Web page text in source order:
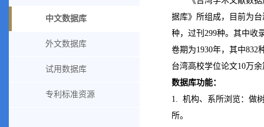
据库》所组成，目前为
种，过刊299种。其中收
卷期为1930年，其中832
台湾高校学位论文10万
数据库功能：
1. 机构、系所浏览：做
所。
中文数据库
外文数据库
试用数据库
专利标准资源